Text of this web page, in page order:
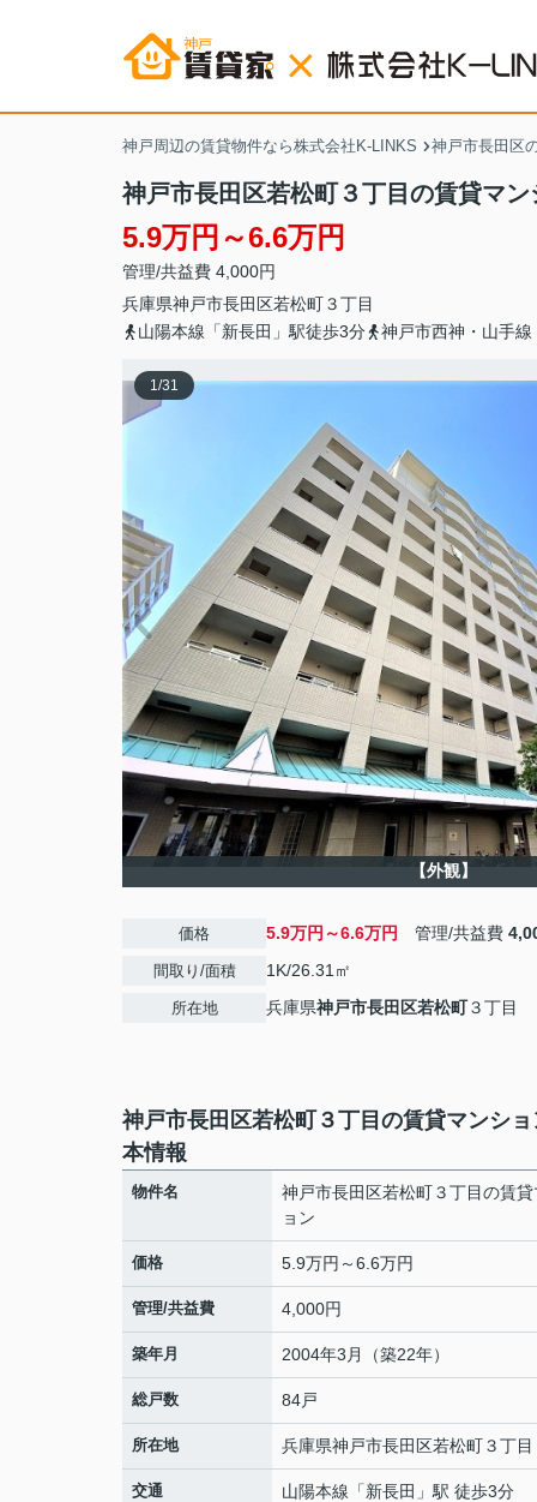
神戸周辺の賃貸物件なら株式会社K-LINKS 神戸市長田区
神戸市長田区若松町３丁目の賃貸マン
5.9万円～6.6万円
管理/共益費 4,000円
兵庫県神戸市長田区若松町３丁目
山陽本線「新長田」駅徒歩3分
神戸市西神・山手
1/31
【外観】
価格 5.9万円～6.6万円 管理/共益費
間取り/面積 1K/26.31㎡
所在地 兵庫県神戸市長田区若松町３丁目
神戸市長田区若松町３丁目の賃貸マンシ
本情報
物件名
神戸市長田区若松町３丁目の賃
ョン
価格 5.9万円～6.6万円
管理/共益費 4,000円
築年月 2004年3月（築22年）
総戸数 84戸
所在地 兵庫県神戸市長田区若松町３丁目
交通 山陽本線 「新長田 」駅 徒歩3分